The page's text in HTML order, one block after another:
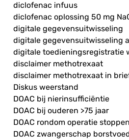
diclofenac infuus
diclofenac oplossing 50 mg
digitale gegevensuitwisseling
digitale gegevensuitwisseling
digitale toedieningsregistratie
disclaimer methotrexaat
disclaimer methotrexaat in
Diskus weerstand
DOAC bij nierinsufficiëntie
DOAC bij ouderen >75 jaar
DOAC rondom operatie
DOAC zwangerschap